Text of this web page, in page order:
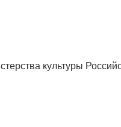
культуры